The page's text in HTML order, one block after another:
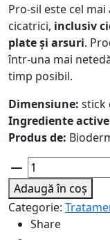
Pro-sil este cel
cicatrici, inclusiv
plate și arsuri.
într-una mai
timp posibil.
Dimensiune: stick
Ingrediente
Produs de:
Cantitate
Stick
pentru
tratamentul
cicatricilor,
Adaugă în coș
Categorie:
Share